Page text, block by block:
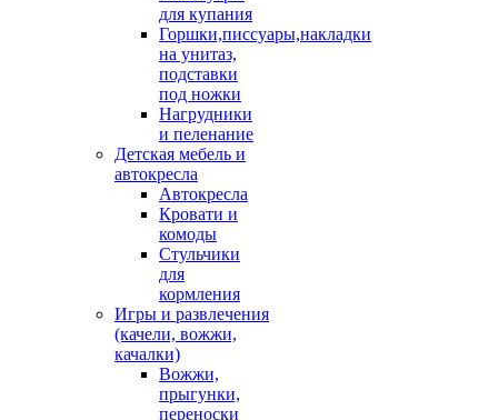
для купания
Горшки,писсуары,накладки
на унитаз,
подставки
под ножки
Нагрудники
и пеленание
Детская мебель и
автокресла
Автокресла
Кровати и
комоды
Стульчики
для
кормления
Игры и развлечения
(качели, вожжи,
качалки)
Вожжи,
прыгунки,
переноски